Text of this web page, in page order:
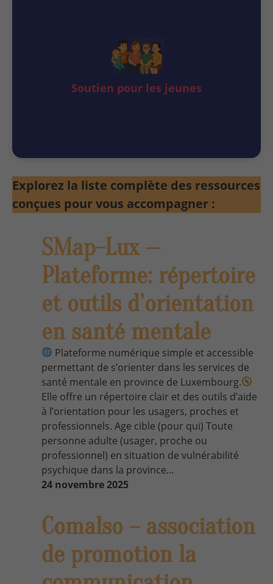
Soutien pour les jeunes
Explorez la liste complète des ressources
conçues pour vous accompagner :
SMap-Lux —
Plateforme: répertoire
et outils d’orientation
en santé mentale
Plateforme numérique simple et accessible
permettant de s’orienter dans les services de
santé mentale en province de Luxembourg.
Elle offre un répertoire clair et des outils d’aide
à l’orientation pour les usagers, proches et
professionnels. Age cible (pour qui) Toute
personne adulte (usager, proche ou
professionnel) en situation de vulnérabilité
psychique dans la province…
24 novembre 2025
Comalso – association
de promotion la